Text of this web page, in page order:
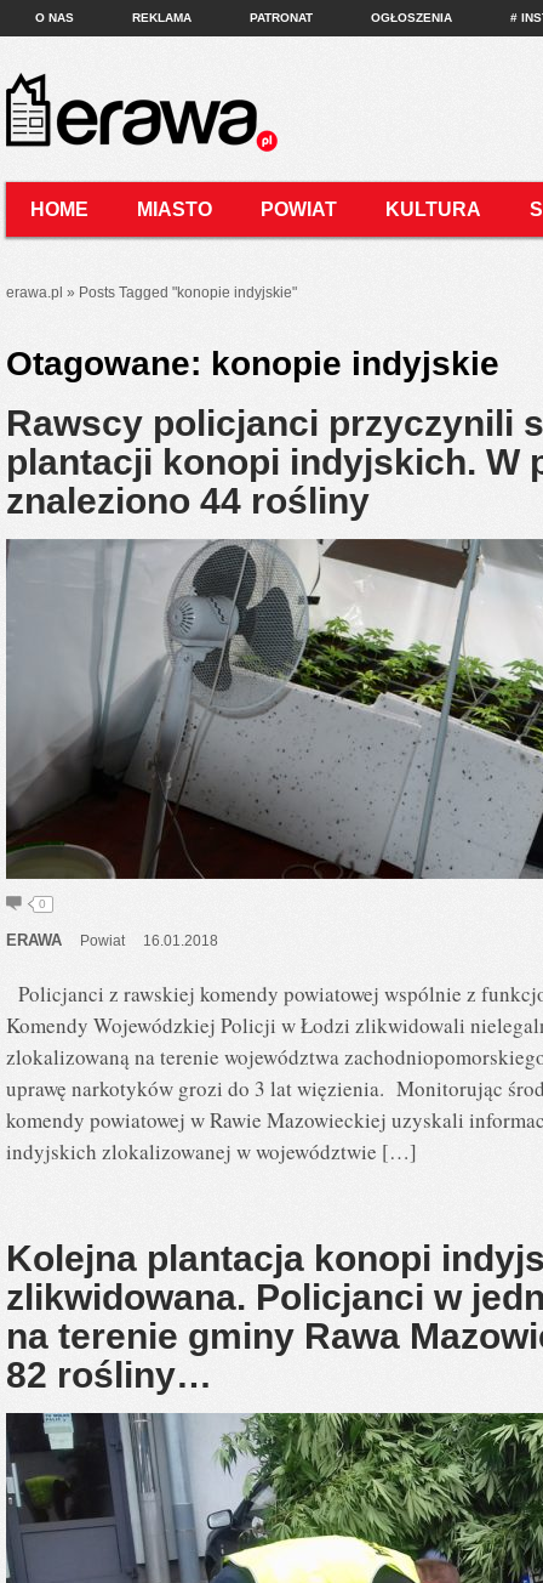
O NAS REKLAMA PATRONAT OGŁOSZENIA #
HOME MIASTO POWIAT KULTURA
erawa.pl » Posts Tagged "konopie indyjskie"
Otagowane: konopie indyjskie
Rawscy policjanci przyczynili
plantacji konopi indyjskich. W
znaleziono 44 rośliny
0
ERAWA Powiat 16.01.2018
Policjanci z rawskiej komendy powiatowej wspólnie z
Komendy Wojewódzkiej Policji w Łodzi zlikwidowali
zlokalizowaną na terenie województwa
uprawę narkotyków grozi do 3 lat więzienia. Monitorując
komendy powiatowej w Rawie Mazowieckiej uzyskali
indyjskich zlokalizowanej w województwie […]
Kolejna plantacja konopi
zlikwidowana. Policjanci w
na terenie gminy Rawa
82 rośliny…